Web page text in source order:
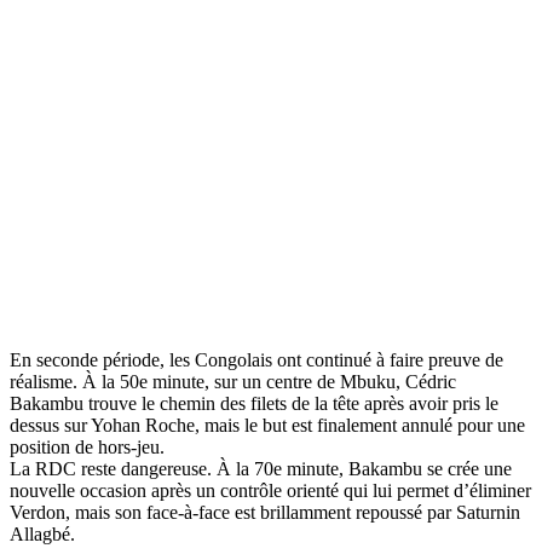
En seconde période, les Congolais ont continué à faire preuve de
réalisme. À la 50e minute, sur un centre de Mbuku, Cédric
Bakambu trouve le chemin des filets de la tête après avoir pris le
dessus sur Yohan Roche, mais le but est finalement annulé pour une
position de hors-jeu.
La RDC reste dangereuse. À la 70e minute, Bakambu se crée une
nouvelle occasion après un contrôle orienté qui lui permet d’éliminer
Verdon, mais son face-à-face est brillamment repoussé par Saturnin
Allagbé.